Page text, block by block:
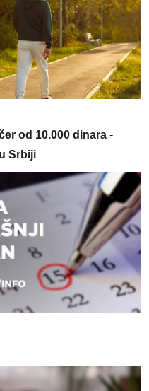
od 10.000 dinara -
Srbiji